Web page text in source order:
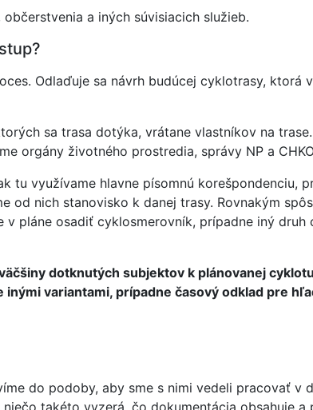
a iných súvisiacich služieb.
Odlaďuje sa návrh budúcej cyklotrasy, ktorá
sa trasa dotýka, vrátane vlastníkov na
orgány životného prostredia, správy NP a
tu využívame hlavne písomnú korešpondenciu,
od nich stanovisko k danej trasy. Rovnakým
pláne osadiť cyklosmerovník, prípadne iný
dotknutých subjektov k plánovanej
variantami, prípadne časový odklad pre
do podoby, aby sme s nimi vedeli pracovať v
takéto vyzerá, čo dokumentácia obsahuje a